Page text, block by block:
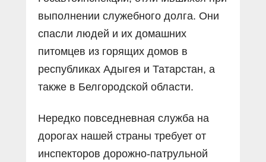
выполнении служебного долга. Они
спасли людей и их домашних
питомцев из горящих домов в
республиках Адыгея и Татарстан, а
также в Белгородской области.
Нередко повседневная служба на
дорогах нашей страны требует от
инспекторов дорожно-патрульной